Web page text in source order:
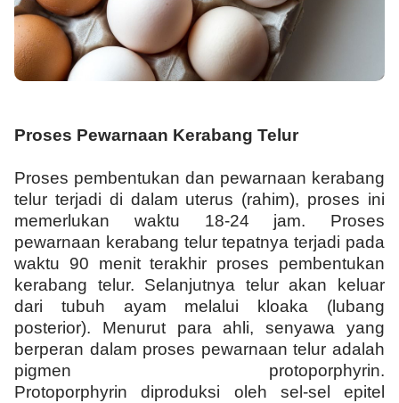
Proses Pewarnaan Kerabang Telur
Proses pembentukan dan pewarnaan kerabang
telur terjadi di dalam uterus (rahim), proses ini
memerlukan waktu 18-24 jam. Proses
pewarnaan kerabang telur tepatnya terjadi pada
waktu 90 menit terakhir proses pembentukan
kerabang telur. Selanjutnya telur akan keluar
dari tubuh ayam melalui kloaka (lubang
posterior). Menurut para ahli, senyawa yang
berperan dalam proses pewarnaan telur adalah
pigmen protoporphyrin.
Protoporphyrin diproduksi oleh sel-sel epitel